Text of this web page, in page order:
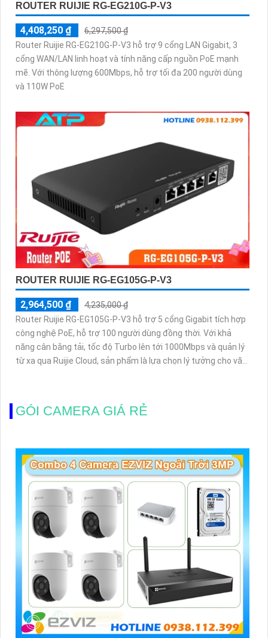
ROUTER RUIJIE RG-EG210G-P-V3
4,408,250 ₫
6,297,500 ₫
Router Ruijie RG-EG210G-P-V3 hỗ trợ 9 cổng LAN Gigabit, 3
cổng WAN/LAN linh hoạt và tính năng cấp nguồn PoE mạnh
mẽ. Với thông lượng 600Mbps, hỗ trợ tối đa 200 người dùng
và 110W PoE
ROUTER RUIJIE RG-EG105G-P-V3
2,964,500 ₫
4,235,000 ₫
Router Ruijie RG-EG105G-P-V3 hỗ trợ 5 cổng Gigabit tích hợp
công nghệ PoE, hỗ trợ 100 người dùng đồng thời. Với khả
năng cân bằng tải, tốc độ Turbo lên tới 1000Mbps và quản lý
từ xa qua Ruijie Cloud, sản phẩm là lựa chọn lý tưởng cho văn
GÓI CAMERA GIÁ RẺ